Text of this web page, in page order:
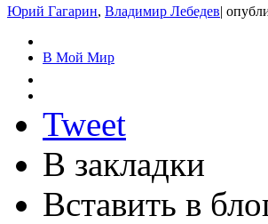
Юрий Гагарин, Владимир Лебедев|
В Мой Мир
Tweet
В закладки
Вставить в